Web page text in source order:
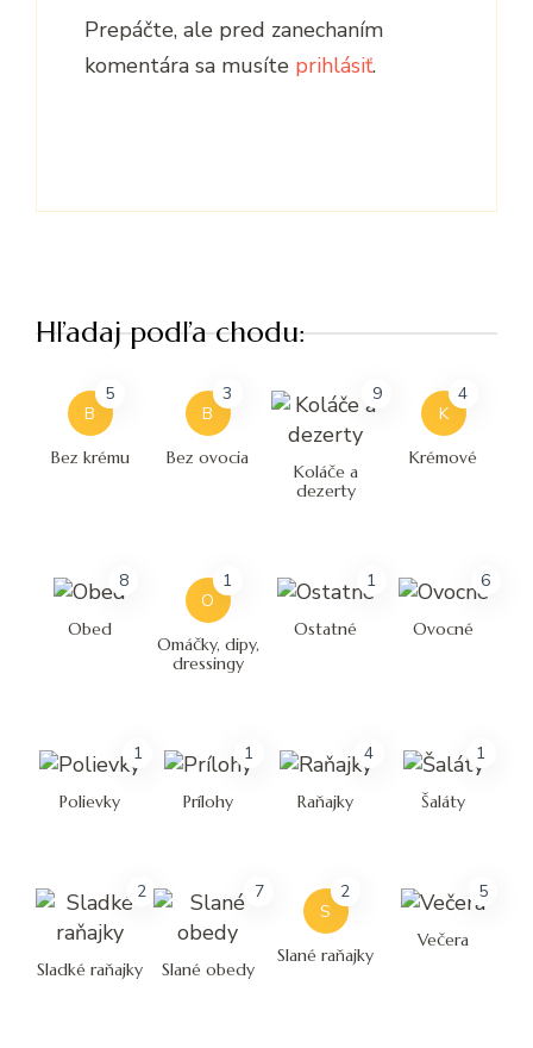
Prepáčte, ale pred zanechaním
komentára sa musíte prihlásiť.
Hľadaj podľa chodu:
B
5
Bez krému
B
3
Bez ovocia
9
Koláče a
dezerty
K
4
Krémové
8
Obed
O
1
Omáčky, dipy,
dressingy
1
Ostatné
6
Ovocné
1
Polievky
1
Prílohy
4
Raňajky
1
Šaláty
2
Sladké raňajky
7
Slané obedy
S
2
Slané raňajky
5
Večera